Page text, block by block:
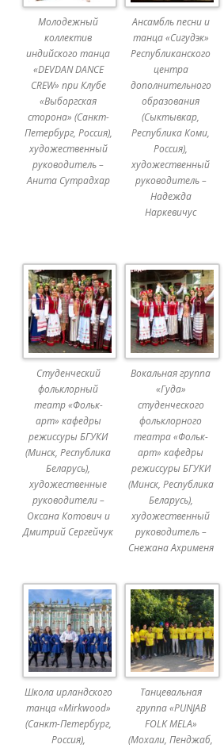
Молодежный
коллектив
индийского танца
«DEVDAN DANСЕ
CREW» при Клубе
«Выборгская
сторона» (Санкт-
Петербург, Россия),
художественный
руководитель –
Анита Сутрадхар
Ансамбль песни и
танца «Сигудэк»
Республиканского
центра
дополнительного
образования
(Сыктывкар,
Республика Коми,
Россия),
художественный
руководитель –
Надежда
Наркевичус
Студенческий
фольклорный
театр «Фольк-
арт» кафедры
режиссуры БГУКИ
(Минск, Республика
Беларусь),
художественные
руководители –
Оксана Котович и
Дмитрий Сергейчук
Вокальная группа
«Гуда»
студенческого
фольклорного
театра «Фольк-
арт» кафедры
режиссуры БГУКИ
(Минск, Республика
Беларусь),
художественный
руководитель –
Снежана Ахрименя
Школа ирландского
танца «Mirkwood»
(Санкт-Петербург,
Россия),
Танцевальная
группа «PUNJAB
FOLK MELA»
(Мохали, Пенджаб,